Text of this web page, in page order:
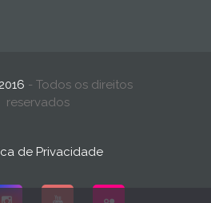
- Todos os direitos
reservados
de Privacidade